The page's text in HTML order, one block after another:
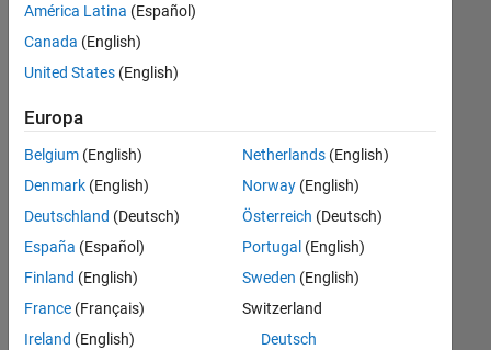
es
keine
offenen
Stellen,
Ihren
Suchkriterien
entsprechen.
können
die
Suchkriterien
weiter
fassen
oder
América Latina (Español)
Canada (English)
United States (English)
Europa
Belgium (English)
Denmark (English)
Deutschland (Deutsch)
España (Español)
Finland (English)
France (Français)
Ireland (English)
Netherlands(English)
Norway(English)
Österreich (Deutsch)
Portugal (English)
Sweden (English)
Switzerland
Deutsch